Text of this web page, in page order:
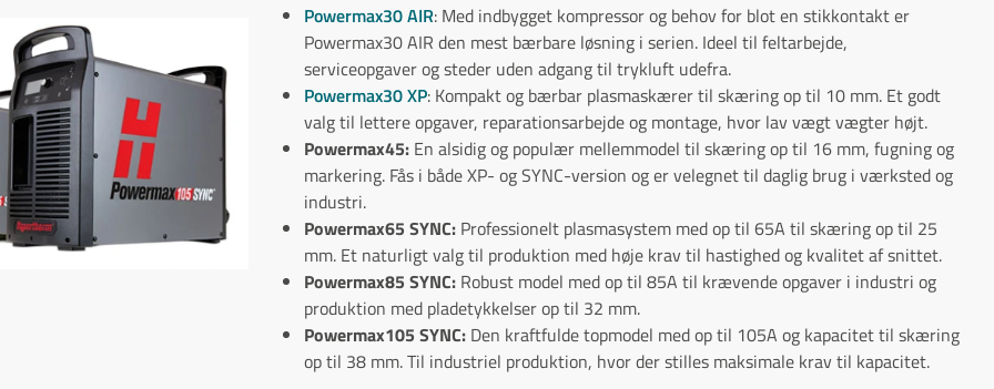
Powermax30 AIR: Med indbygget kompressor og behov for blot en stikkontakt er
Powermax30 AIR den mest bærbare løsning i serien. Ideel til feltarbejde,
serviceopgaver og steder uden adgang til trykluft udefra.
Powermax30 XP: Kompakt og bærbar plasmaskærer til skæring op til 10 mm. Et godt
valg til lettere opgaver, reparationsarbejde og montage, hvor lav vægt vægter højt.
Powermax45: En alsidig og populær mellemmodel til skæring op til 16 mm, fugning og
markering. Fås i både XP- og SYNC-version og er velegnet til daglig brug i værksted og
industri.
Powermax65 SYNC: Professionelt plasmasystem med op til 65A til skæring op til 25
mm. Et naturligt valg til produktion med høje krav til hastighed og kvalitet af snittet.
Powermax85 SYNC: Robust model med op til 85A til krævende opgaver i industri og
produktion med pladetykkelser op til 32 mm.
Powermax105 SYNC: Den kraftfulde topmodel med op til 105A og kapacitet til skæring
op til 38 mm. Til industriel produktion, hvor der stilles maksimale krav til kapacitet.